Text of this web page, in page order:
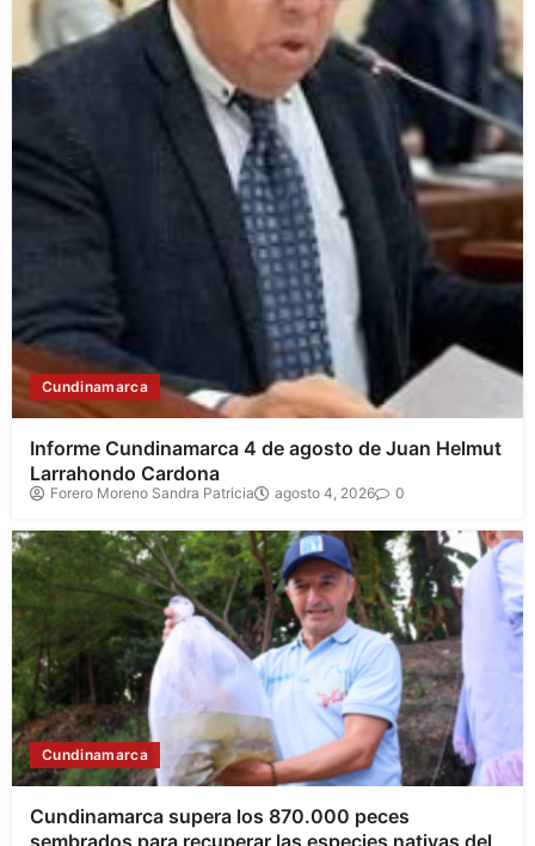
Cundinamarca
Informe Cundinamarca 4 de agosto de Juan Helmut
Larrahondo Cardona
Forero Moreno Sandra Patricia agosto 4, 2026 0
Cundinamarca
Cundinamarca supera los 870.000 peces